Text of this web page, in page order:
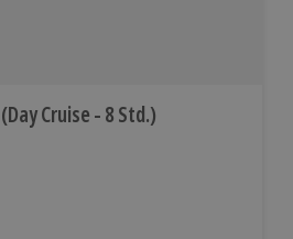
Cruise - 8 Std.)